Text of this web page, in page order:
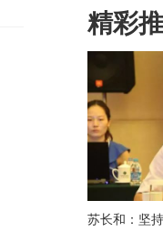
精彩
苏长和：坚